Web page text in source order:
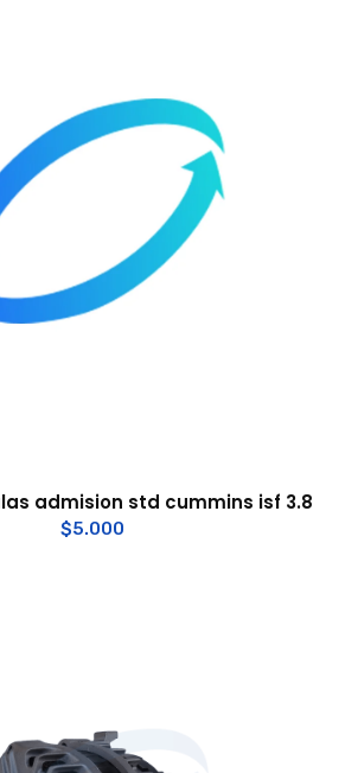
admision std cummins isf 3.8
$5.000